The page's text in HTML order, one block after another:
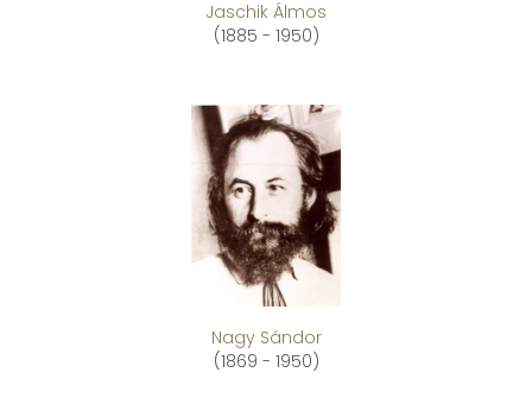
Jaschik Álmos
(1885 - 1950)
Nagy Sándor
(1869 - 1950)